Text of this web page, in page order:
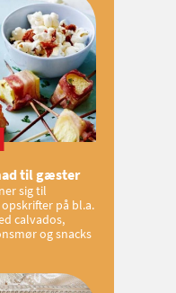
til gæster
sig til
på bl.a.
og snacks